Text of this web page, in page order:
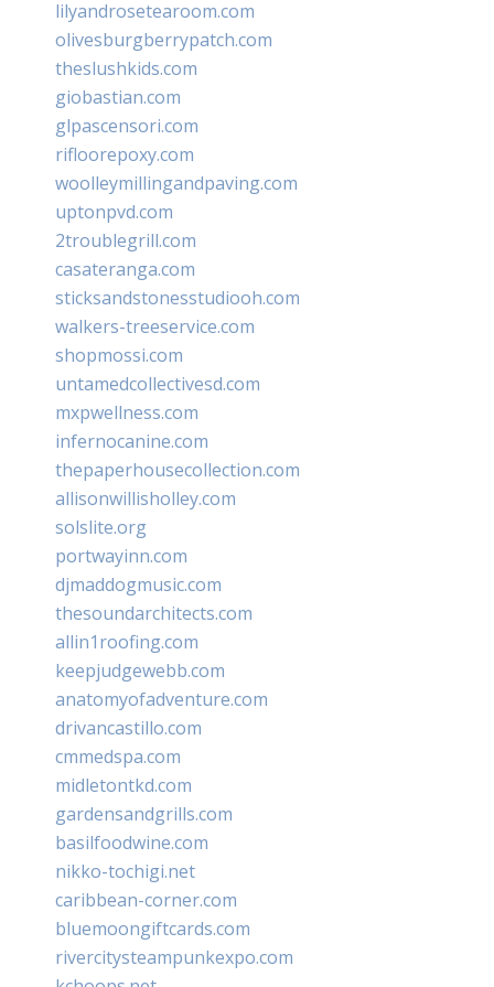
lilyandrosetearoom.com
olivesburgberrypatch.com
theslushkids.com
giobastian.com
glpascensori.com
rifloorepoxy.com
woolleymillingandpaving.com
uptonpvd.com
2troublegrill.com
casateranga.com
sticksandstonesstudiooh.com
walkers-treeservice.com
shopmossi.com
untamedcollectivesd.com
mxpwellness.com
infernocanine.com
thepaperhousecollection.com
allisonwillisholley.com
solslite.org
portwayinn.com
djmaddogmusic.com
thesoundarchitects.com
allin1roofing.com
keepjudgewebb.com
anatomyofadventure.com
drivancastillo.com
cmmedspa.com
midletontkd.com
gardensandgrills.com
basilfoodwine.com
nikko-tochigi.net
caribbean-corner.com
bluemoongiftcards.com
rivercitysteampunkexpo.com